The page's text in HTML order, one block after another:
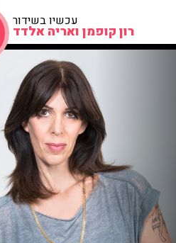
עכשיו בשידור
רון קופמן ואריה אלדד